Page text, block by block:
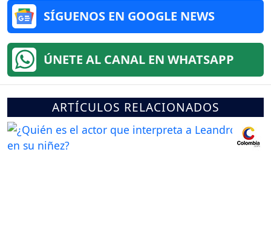
SÍGUENOS EN GOOGLE NEWS
ÚNETE AL CANAL EN WHATSAPP
ARTÍCULOS RELACIONADOS